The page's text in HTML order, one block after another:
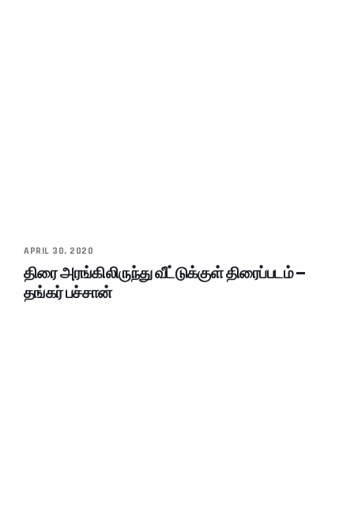
APRIL 30, 2020
திரை அரங்கிலிருந்து வீட்டுக்குள் திரைப்படம் –
தங்கர் பச்சான்